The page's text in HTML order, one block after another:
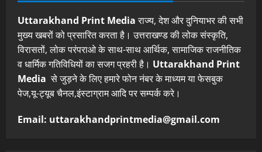
Uttarakhand Print Mediaराज्य, देश और दुनियाभर की सभी
मुख्य खबरों को प्रसारित करता है। उत्तराखण्ड की लोक संस्कृति,
विरासतों, लोक परंपराओ के साथ-साथ आर्थिक, सामाजिक राजनीतिक
व धार्मिक गतिविधियों का सजग प्रहरी है। Uttarakhand Print
Media से जुड़ने के लिए हमारे फोन नंबर के माध्यम या फेसबुक
पेज,यू-ट्यूब चैनल,इंस्टाग्राम आदि पर सम्पर्क करे।
Email: uttarakhandprintmedia@gmail.com